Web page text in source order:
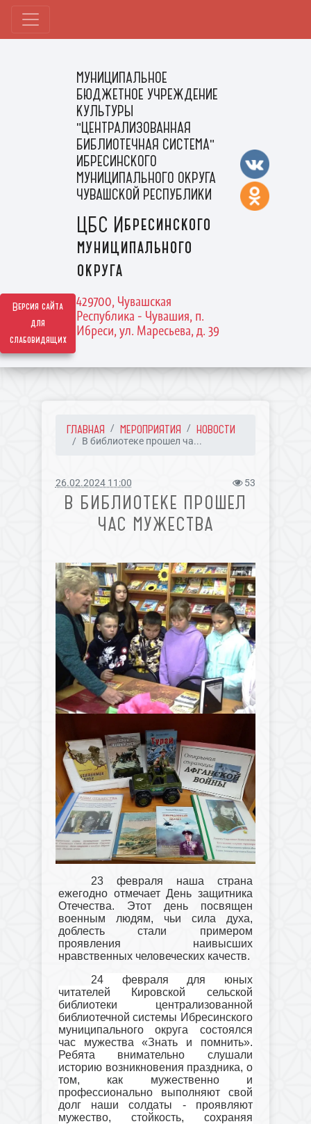
Версия сайта
для
слабовидящих
МУНИЦИПАЛЬНОЕ
БЮДЖЕТНОЕ УЧРЕЖДЕНИЕ
КУЛЬТУРЫ
"ЦЕНТРАЛИЗОВАННАЯ
БИБЛИОТЕЧНАЯ СИСТЕМА"
ИБРЕСИНСКОГО
МУНИЦИПАЛЬНОГО ОКРУГА
ЧУВАШСКОЙ РЕСПУБЛИКИ
ЦБС Ибресинского
муниципального
округа
429700, Чувашская
Республика - Чувашия, п.
Ибреси, ул. Маресьева, д. 39
ГЛАВНАЯ МЕРОПРИЯТИЯ НОВОСТИ
В библиотеке прошел ча...
26.02.2024 11:00 53
В БИБЛИОТЕКЕ ПРОШЕЛ
ЧАС МУЖЕСТВА
23 февраля наша страна
ежегодно отмечает День защитника
Отечества. Этот день посвящен
военным людям, чьи сила духа,
доблесть стали примером
проявления наивысших
нравственных человеческих качеств.
24 февраля для юных
читателей Кировской сельской
библиотеки централизованной
библиотечной системы Ибресинского
муниципального округа состоялся
час мужества «Знать и помнить».
Ребята внимательно слушали
историю возникновения праздника, о
том, как мужественно и
профессионально выполняют свой
долг наши солдаты - проявляют
мужество, стойкость, сохраняя